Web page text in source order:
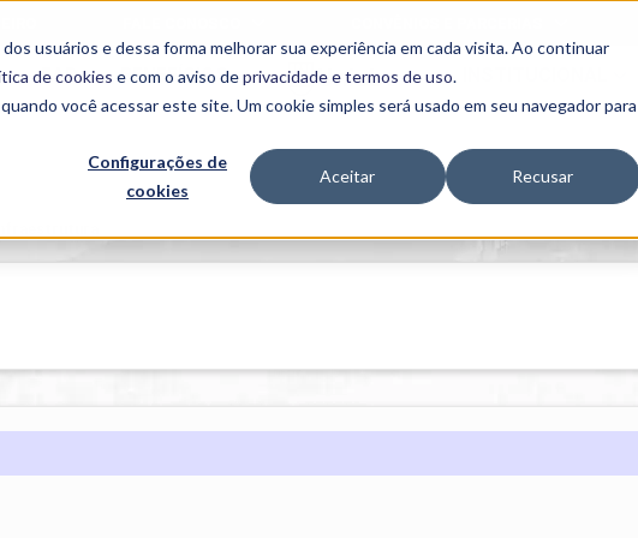
usuários e dessa forma melhorar sua experiência em cada visita. Ao continuar
de cookies e com o aviso deprivacidade e termos de uso.
você acessar este site. Um cookie simples será usado em seu navegador para
Configurações de
cookies
Aceitar Recusar
EAD BENEFÍCIOS
Acadêmicos
MPHU
NIT